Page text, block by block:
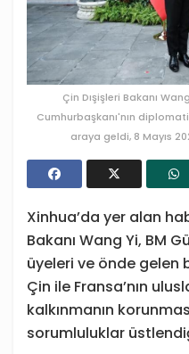
Çin Dışişleri Bakanı
Cumhurbaşkanı'nın
araya geldi, 8 Mayıs
Xinhua’da yer alan
Bakanı Wang Yi, BM
üyeleri ve önde gelen
Çin ile Fransa’nın
kalkınmanın
sorumluluklar